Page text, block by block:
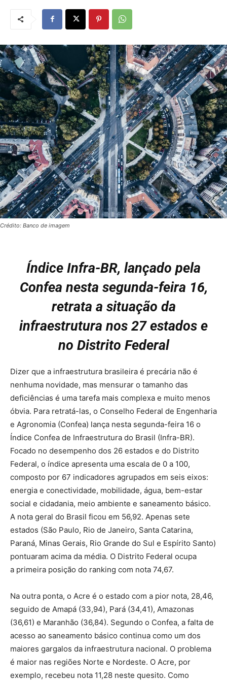
Crédito: Banco de imagem
Índice Infra-BR, lançado pela
Confea nesta segunda-feira 16,
retrata a situação da
infraestrutura nos 27 estados e
no Distrito Federal
Dizer que a infraestrutura brasileira é precária não é
nenhuma novidade, mas mensurar o tamanho das
deficiências é uma tarefa mais complexa e muito menos
óbvia. Para retratá-las, o Conselho Federal de Engenharia
e Agronomia (Confea) lança nesta segunda-feira 16 o
Índice Confea de Infraestrutura do Brasil (Infra-BR).
Focado no desempenho dos 26 estados e do Distrito
Federal, o índice apresenta uma escala de 0 a 100,
composto por 67 indicadores agrupados em seis eixos:
energia e conectividade, mobilidade, água, bem-estar
social e cidadania, meio ambiente e saneamento básico.
A nota geral do Brasil ficou em 56,92. Apenas sete
estados (São Paulo, Rio de Janeiro, Santa Catarina,
Paraná, Minas Gerais, Rio Grande do Sul e Espírito Santo)
pontuaram acima da média. O Distrito Federal ocupa
a primeira posição do ranking com nota 74,67.
Na outra ponta, o Acre é o estado com a pior nota, 28,46,
seguido de Amapá (33,94), Pará (34,41), Amazonas
(36,61) e Maranhão (36,84). Segundo o Confea, a falta de
acesso ao saneamento básico continua como um dos
maiores gargalos da infraestrutura nacional. O problema
é maior nas regiões Norte e Nordeste. O Acre, por
exemplo, recebeu nota 11,28 neste quesito. Como